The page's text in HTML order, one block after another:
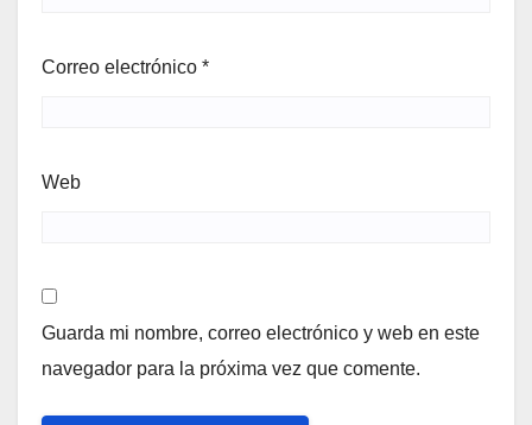
Correo electrónico *
Web
Guarda mi nombre, correo electrónico y web en este
navegador para la próxima vez que comente.